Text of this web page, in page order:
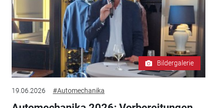
Bildergalerie
19.06.2026 #Automechanika